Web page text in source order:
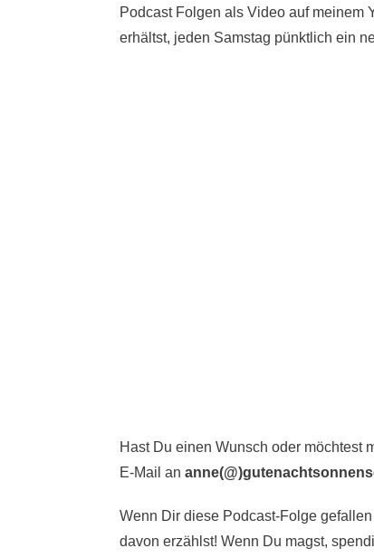
Podcast Folgen als Video auf meinem
erhältst, jeden Samstag pünktlich ein
Hast Du einen Wunsch oder möchtest
E-Mail an
Wenn Dir diese Podcast-Folge
davon erzählst! Wenn Du magst,